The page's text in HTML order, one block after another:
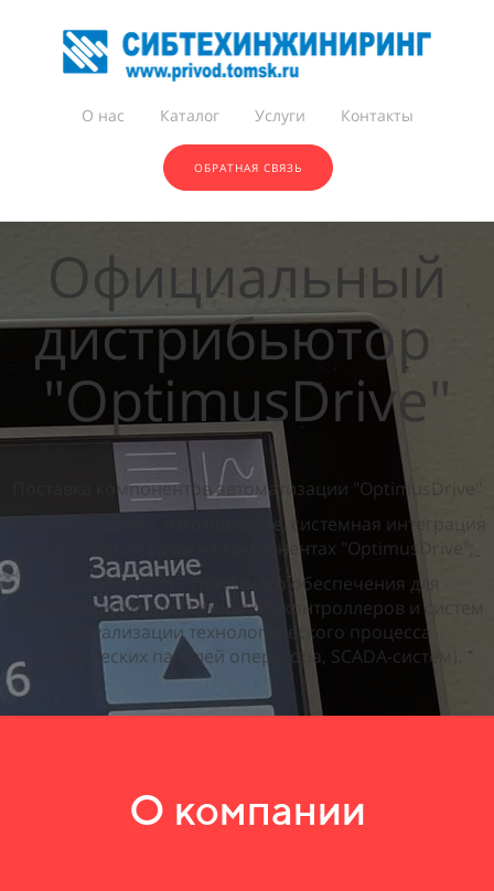
О нас Каталог Услуги Контакты
ОБРАТНАЯ СВЯЗЬ
Официальный
дистрибьютор
"OptimusDrive"
Поставка компонентов автоматизации "OptimusDrive"
Проектирование, изготовление, системная интеграция
шкафов автоматики на компонентах "OptimusDrive";
Разработка программного обеспечения для
программируемых логических контроллеров и систем
визуализации технологического процесса
(графических панелей оператора, SCADA-систем).
О компании